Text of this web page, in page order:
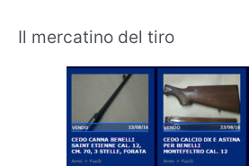
Il mercatino del tiro